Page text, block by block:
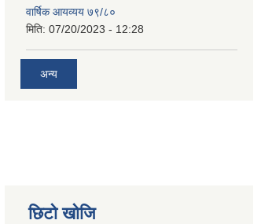
वार्षिक आयव्यय ७९/८०
मिति: 07/20/2023 - 12:28
अन्य
छिटो खोजि